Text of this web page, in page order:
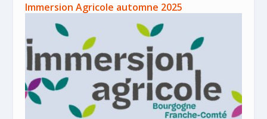
Immersion Agricole automne 2025